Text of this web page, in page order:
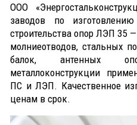
ООО
заводов по
строительства опор ЛЭП 35
молниеотводов, стальных
балок, антенных
металлоконструкции
ПС и ЛЭП. Качественное
ценам в срок.